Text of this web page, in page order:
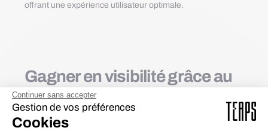
Continuer sans accepter
Gestion de vos préférences
Cookies
offrant une expérience utilisateur optimale.
Gagner en visibilité grâce au
web
Grâce à un design soigné et une expérience utilisateur
optimisée, le site de Weproc permet à l’entreprise de